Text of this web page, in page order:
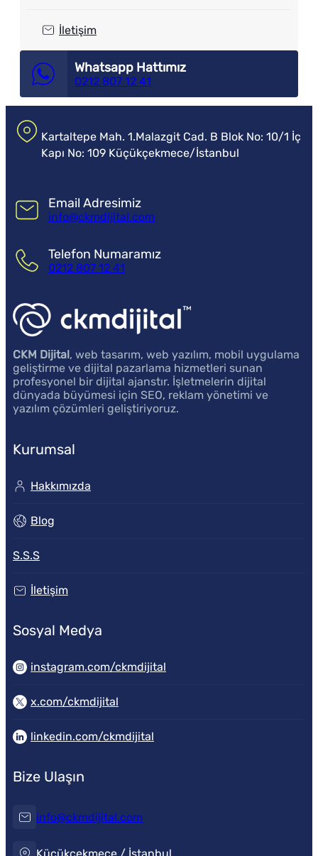
İletişim
Whatsapp Hattımız
0212 807 12 41
Kartaltepe Mah. 1.Malazgit Cad. B Blok No: 10/1 İç
Kapı No: 109 Küçükçekmece/İstanbul
Email Adresimiz
info@ckmdijital.com
Telefon Numaramız
0212 807 12 41
CKM Dijital, web tasarım, web yazılım, mobil uygulama
geliştirme ve dijital pazarlama hizmetleri sunan
profesyonel bir dijital ajanstır. İşletmelerin dijital
dünyada büyümesi için SEO, reklam yönetimi ve
yazılım çözümleri geliştiriyoruz.
Kurumsal
Hakkımızda
Blog
S.S.S
İletişim
Sosyal Medya
instagram.com/ckmdijital
x.com/ckmdijital
linkedin.com/ckmdijital
Bize Ulaşın
info@ckmdijital.com
Küçükçekmece / İstanbul